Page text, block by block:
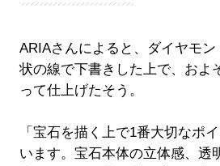
ARIAさんによると、ダイヤモ
状の線で下書きした上で、およ
って仕上げたそう。
「宝石を描く上で1番大切なポ
います。宝石本体の立体感、透